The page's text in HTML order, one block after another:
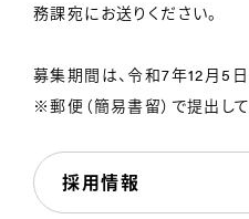
務課宛にお送りください。
募集期間は、令和7年12月5日
※郵便（簡易書留）で提出して
採用情報